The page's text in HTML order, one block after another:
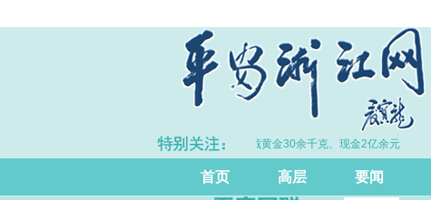
·拦截黄金30余千克、现金2亿余元
首页 高层 要闻